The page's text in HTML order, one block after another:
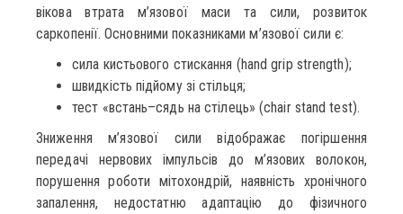
вікова втрата м’язової маси та сили, розвиток
саркопенії. Основними показниками м’язової сили є:
сила кистьового стискання (hand grip strength);
швидкість підйому зі стільця;
тест «встань–сядь на стілець» (chair stand test).
Зниження м’язової сили відображає погіршення
передачі нервових імпульсів до м’язових волокон,
порушення роботи мітохондрій, наявність хронічного
запалення, недостатню адаптацію до фізичного